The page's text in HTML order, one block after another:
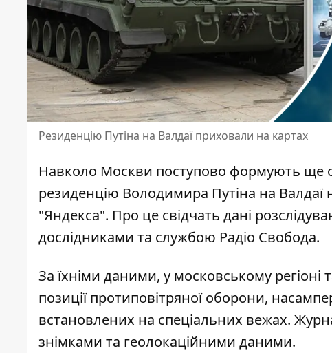
Резиденцію Путіна на Валдаї приховали на картах
Навколо Москви поступово формують ще
резиденцію Володимира Путіна на Валдаї
"Яндекса". Про це свідчать дані
дослідниками та службою Радіо Свобода.
За їхніми даними, у московському регіоні
позиції протиповітряної оборони,
встановлених на спеціальних вежах.
знімками та геолокаційними даними.